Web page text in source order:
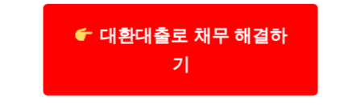
대환대출로 채무 해결하
기